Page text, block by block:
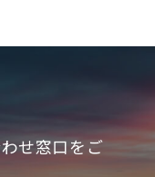
せ窓口をご